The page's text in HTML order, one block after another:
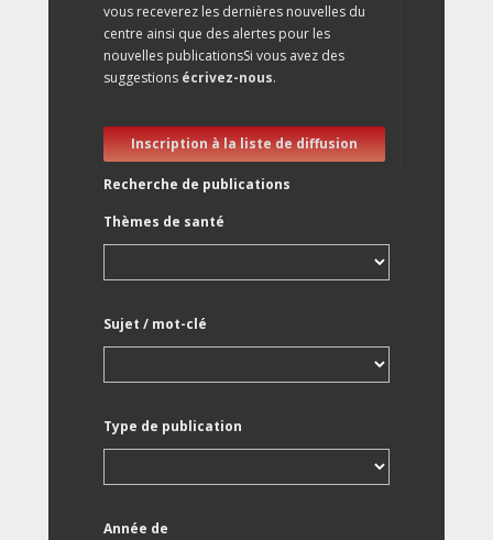
vous receverez les dernières nouvelles du
centre ainsi que des alertes pour les
nouvelles publicationsSi vous avez des
suggestions écrivez-nous.
Inscription à la liste de diffusion
Recherche de publications
Thèmes de santé
Sujet / mot-clé
Type de publication
Année de